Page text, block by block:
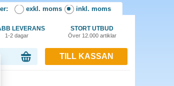
exkl. moms inkl. moms
LEVERANS
1-2 dagar
STORT UTBUD
Över 12.000 artiklar
TILL KASSAN